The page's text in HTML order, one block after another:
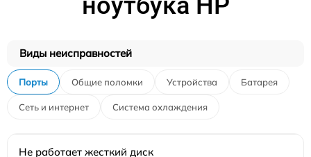
Виды неисправностей
Порты Общие поломки Устройства Батарея
Сеть и интернет Система охлаждения
Не работает жесткий диск